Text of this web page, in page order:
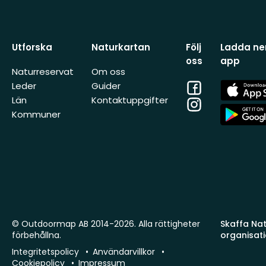
Utforska
Naturreservat
Leder
Län
Kommuner
Naturkartan
Om oss
Guider
Kontaktuppgifter
Följ
oss
Facebook
Instagram
Ladda
app
App
Store
App
Store
Skaffa
© Outdoormap AB 2014-2026. Alla rättigheter
förbehållna.
Integritetspolicy
Användarvillkor
Cookiepolicy
Impressum